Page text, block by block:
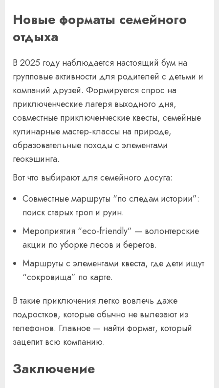
Новые форматы семейного
отдыха
В 2025 году наблюдается настоящий бум на
групповые активности для родителей с детьми и
компаний друзей. Формируется спрос на
приключенческие лагеря выходного дня,
совместные приключенческие квесты, семейные
кулинарные мастер-классы на природе,
образовательные походы с элементами
геокэшинга.
Вот что выбирают для семейного досуга:
Совместные маршруты “по следам истории”:
поиск старых троп и руин.
Мероприятия “eco-friendly” — волонтерские
акции по уборке лесов и берегов.
Маршруты с элементами квеста, где дети ищут
“сокровища” по карте.
В такие приключения легко вовлечь даже
подростков, которые обычно не вылезают из
телефонов. Главное — найти формат, который
зацепит всю компанию.
Заключение